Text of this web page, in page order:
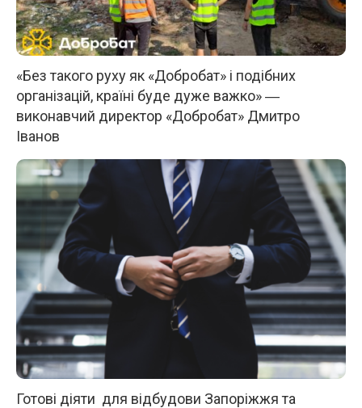
«Без такого руху як «Добробат» і подібних
організацій, країні буде дуже важко» ―
виконавчий директор «Добробат» Дмитро
Іванов
Готові діяти для відбудови Запоріжжя та